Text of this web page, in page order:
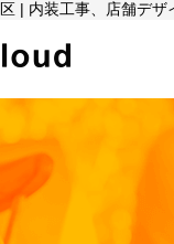
| 内装工事、店舗デ